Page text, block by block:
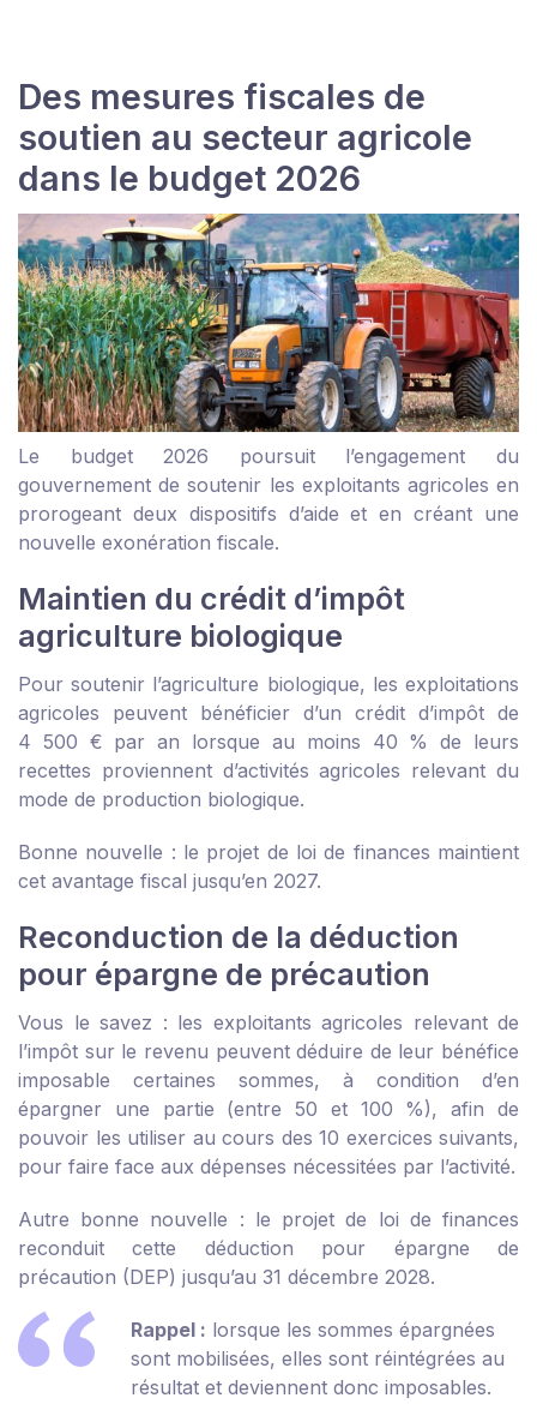
Des mesures fiscales de
soutien au secteur agricole
dans le budget 2026
Le budget 2026 poursuit l’engagement du
gouvernement de soutenir les exploitants agricoles en
prorogeant deux dispositifs d’aide et en créant une
nouvelle exonération fiscale.
Maintien du crédit d’impôt
agriculture biologique
Pour soutenir l’agriculture biologique, les exploitations
agricoles peuvent bénéficier d’un crédit d’impôt de
4 500 € par an lorsque au moins 40 % de leurs
recettes proviennent d’activités agricoles relevant du
mode de production biologique.
Bonne nouvelle : le projet de loi de finances maintient
cet avantage fiscal jusqu’en 2027.
Reconduction de la déduction
pour épargne de précaution
Vous le savez : les exploitants agricoles relevant de
l’impôt sur le revenu peuvent déduire de leur bénéfice
imposable certaines sommes, à condition d’en
épargner une partie (entre 50 et 100 %), afin de
pouvoir les utiliser au cours des 10 exercices suivants,
pour faire face aux dépenses nécessitées par l’activité.
Autre bonne nouvelle : le projet de loi de finances
reconduit cette déduction pour épargne de
précaution (DEP) jusqu’au 31 décembre 2028.
Rappel : lorsque les sommes épargnées
sont mobilisées, elles sont réintégrées au
résultat et deviennent donc imposables.